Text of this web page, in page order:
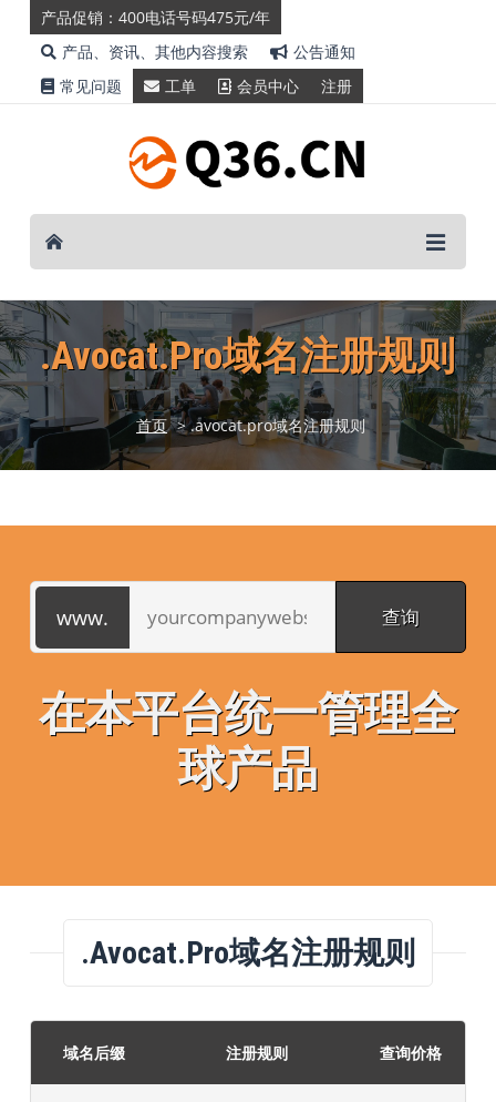
产品促销：400电话号码475元/年
产品、资讯、其他内容搜索
公告通知
常见问题
工单 会员中心 注册
.avocat.pro域名注册规则
首页 > .avocat.pro域名注册规则
在本平台统一管理全
球产品
.avocat.pro域名注册规则
域名后缀 注册规则 查询价格